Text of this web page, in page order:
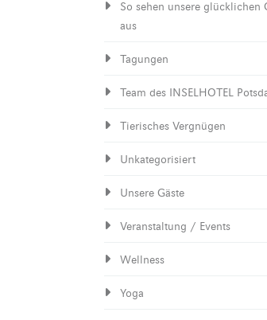
So sehen unsere glücklichen
aus
Tagungen
Team des INSELHOTEL
Tierisches Vergnügen
Unkategorisiert
Unsere Gäste
Veranstaltung / Events
Wellness
Yoga